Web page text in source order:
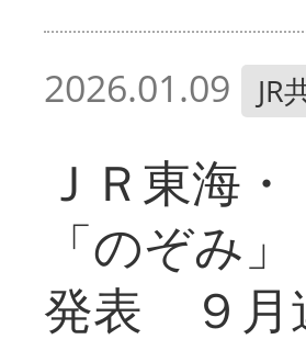
2026.01.09 JR
ＪＲ東海
「のぞみ
発表 ９月